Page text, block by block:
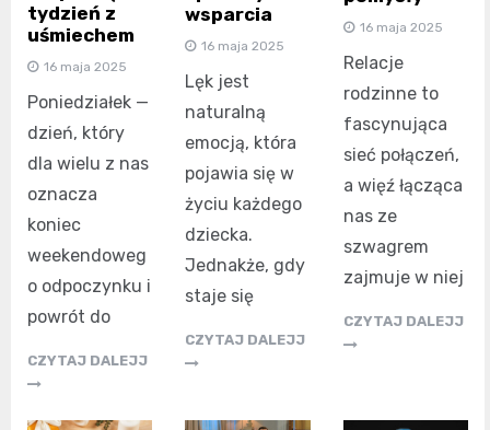
tydzień z
uśmiechem
16 maja 2025
Poniedziałek —
dzień, który
dla wielu z nas
oznacza
koniec
weekendoweg
o odpoczynku i
powrót do
CZYTAJ DALEJJ
wsparcia
16 maja 2025
Lęk jest
naturalną
emocją, która
pojawia się w
życiu każdego
dziecka.
Jednakże, gdy
staje się
CZYTAJ DALEJJ
16 maja 2025
Relacje
rodzinne to
fascynująca
sieć połączeń,
a więź łącząca
nas ze
szwagrem
zajmuje w niej
CZYTAJ DALEJJ